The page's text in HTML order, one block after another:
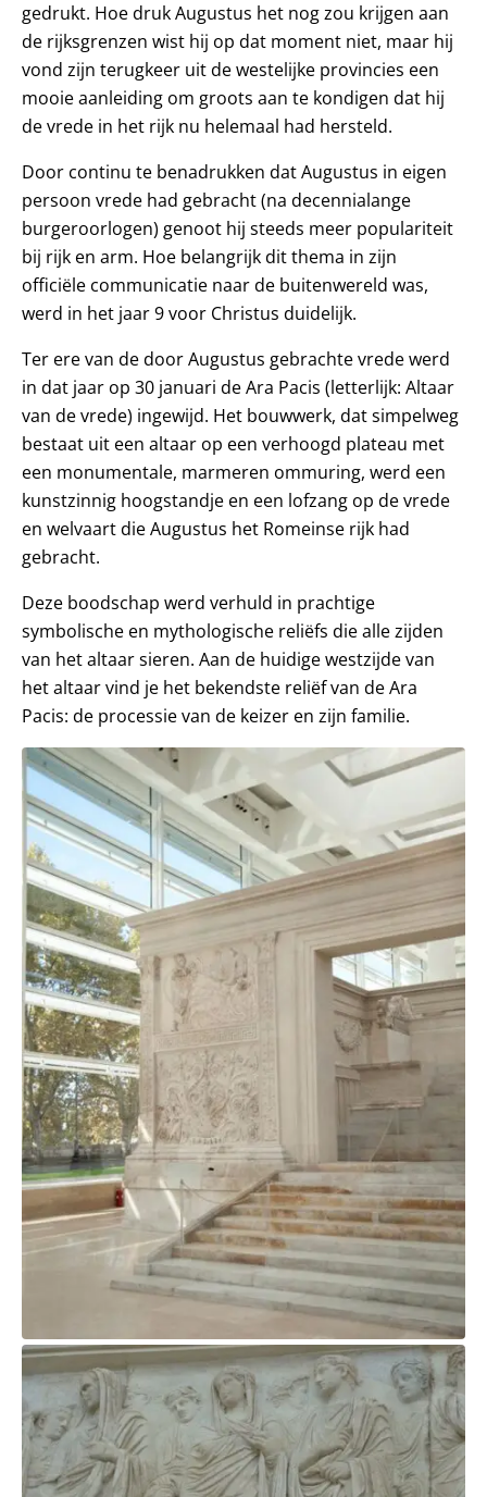
gedrukt. Hoe druk Augustus het nog zou krijgen aan
de rijksgrenzen wist hij op dat moment niet, maar hij
vond zijn terugkeer uit de westelijke provincies een
mooie aanleiding om groots aan te kondigen dat hij
de vrede in het rijk nu helemaal had hersteld.
Door continu te benadrukken dat Augustus in eigen
persoon vrede had gebracht (na decennialange
burgeroorlogen) genoot hij steeds meer populariteit
bij rijk en arm. Hoe belangrijk dit thema in zijn
officiële communicatie naar de buitenwereld was,
werd in het jaar 9 voor Christus duidelijk.
Ter ere van de door Augustus gebrachte vrede werd
in dat jaar op 30 januari de Ara Pacis (letterlijk: Altaar
van de vrede) ingewijd. Het bouwwerk, dat simpelweg
bestaat uit een altaar op een verhoogd plateau met
een monumentale, marmeren ommuring, werd een
kunstzinnig hoogstandje en een lofzang op de vrede
en welvaart die Augustus het Romeinse rijk had
gebracht.
Deze boodschap werd verhuld in prachtige
symbolische en mythologische reliëfs die alle zijden
van het altaar sieren. Aan de huidige westzijde van
het altaar vind je het bekendste reliëf van de Ara
Pacis: de processie van de keizer en zijn familie.